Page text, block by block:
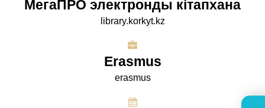
МегаПРО электронды кітапхана
library.korkyt.kz
Erasmus
erasmus